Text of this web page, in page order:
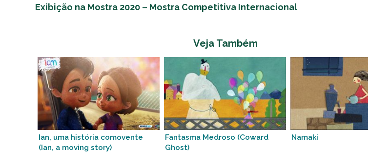
Exibição na Mostra 2020 – Mostra Competitiva Internacional
Veja Também
Ian, uma história comovente
(Ian, a moving story)
Fantasma Medroso (Coward
Ghost)
Namaki